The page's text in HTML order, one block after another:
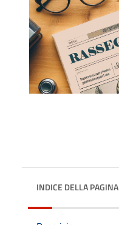
INDICE DELLA PAGINA